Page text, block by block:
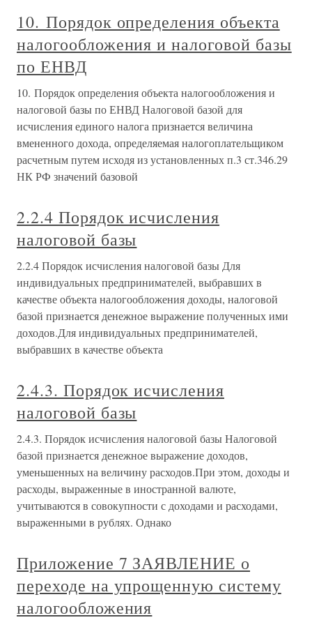
10. Порядок определения объекта
налогообложения и налоговой базы
по ЕНВД
10. Порядок определения объекта налогообложения и
налоговой базы по ЕНВД Налоговой базой для
исчисления единого налога признается величина
вмененного дохода, определяемая налогоплательщиком
расчетным путем исходя из установленных п.3 ст.346.29
НК РФ значений базовой
2.2.4 Порядок исчисления
налоговой базы
2.2.4 Порядок исчисления налоговой базы Для
индивидуальных предпринимателей, выбравших в
качестве объекта налогообложения доходы, налоговой
базой признается денежное выражение полученных ими
доходов.Для индивидуальных предпринимателей,
выбравших в качестве объекта
2.4.3. Порядок исчисления
налоговой базы
2.4.3. Порядок исчисления налоговой базы Налоговой
базой признается денежное выражение доходов,
уменьшенных на величину расходов.При этом, доходы и
расходы, выраженные в иностранной валюте,
учитываются в совокупности с доходами и расходами,
выраженными в рублях. Однако
Приложение 7 ЗАЯВЛЕНИЕ о
переходе на упрощенную систему
налогообложения